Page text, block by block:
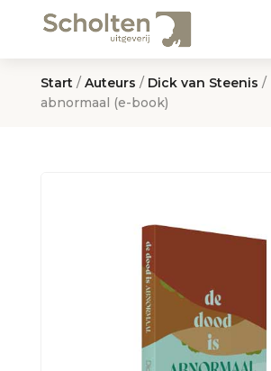
Start / Auteurs / Dick van Steenis /
abnormaal (e-book)